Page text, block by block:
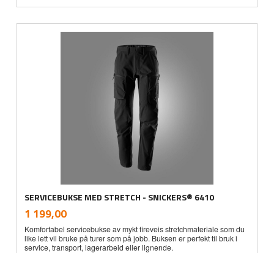
SERVICEBUKSE MED STRETCH - SNICKERS® 6410
Pris
1 199,00mva.
Komfortabel servicebukse av mykt fireveis stretchmateriale som du
like lett vil bruke på turer som på jobb. Buksen er perfekt til bruk i
service, transport, lagerarbeid eller lignende.